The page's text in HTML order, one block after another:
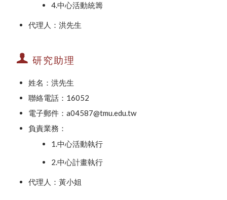
4.中心活動統籌
代理人：洪先生
研究助理
姓名：洪先生
聯絡電話：16052
電子郵件：a04587@tmu.edu.tw
負責業務：
1.中心活動執行
2.中心計畫執行
代理人：黃小姐